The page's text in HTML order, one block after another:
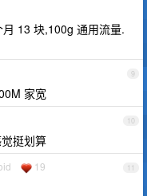
13 块,100g 通用流量.
9
家宽
10
挺划算
11
19